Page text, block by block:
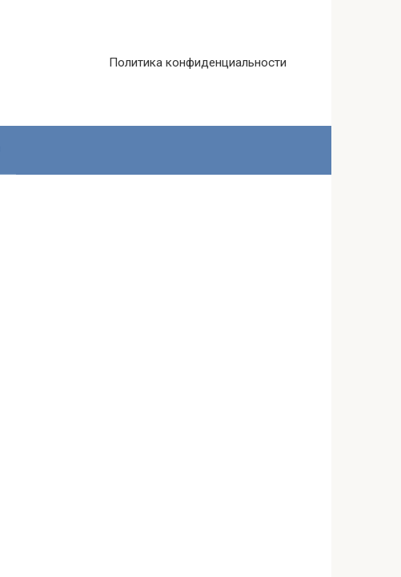
Политика конфиденциальности